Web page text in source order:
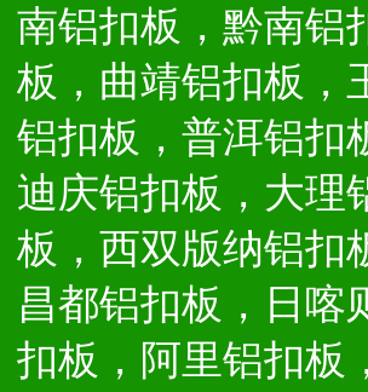
南铝扣板，黔南铝
板，曲靖铝扣板，
铝扣板，普洱铝扣
迪庆铝扣板，大理
板，西双版纳铝扣
昌都铝扣板，日喀
扣板，阿里铝扣板